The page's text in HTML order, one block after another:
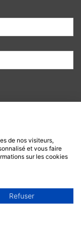
de nos visiteurs,
et vous faire
sur les cookies
Refuser